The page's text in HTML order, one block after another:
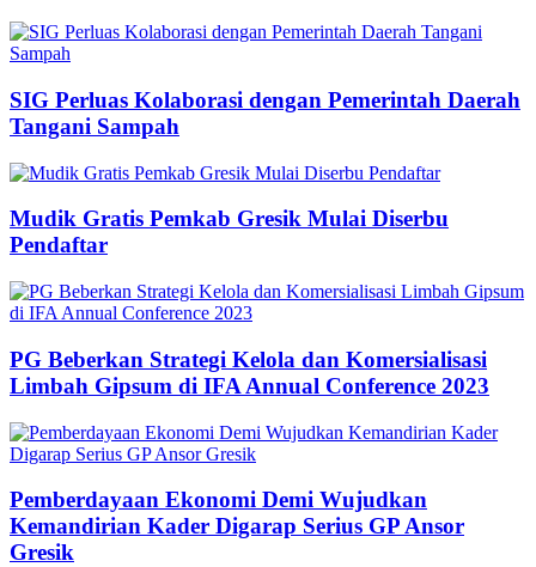
SIG Perluas Kolaborasi dengan Pemerintah Daerah
Tangani Sampah
Mudik Gratis Pemkab Gresik Mulai Diserbu
Pendaftar
PG Beberkan Strategi Kelola dan Komersialisasi
Limbah Gipsum di IFA Annual Conference 2023
Pemberdayaan Ekonomi Demi Wujudkan
Kemandirian Kader Digarap Serius GP Ansor
Gresik